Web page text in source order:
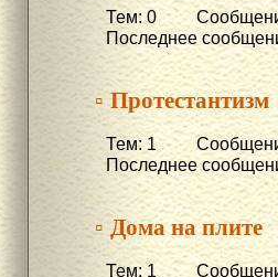
Тем: 0
Последнее
▫ Протестантизм
Тем: 1
Последнее
▫ Дома на плите
Тем: 1